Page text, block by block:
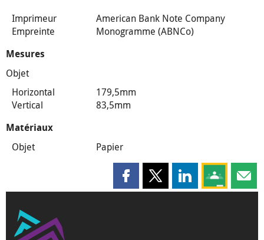
Imprimeur
American Bank Note Company
Empreinte
Monogramme (ABNCo)
Mesures
Objet
Horizontal
179,5mm
Vertical
83,5mm
Matériaux
Objet Papier
Partager cette page sur
Partager cette page sur X
Partager cette
Partagez